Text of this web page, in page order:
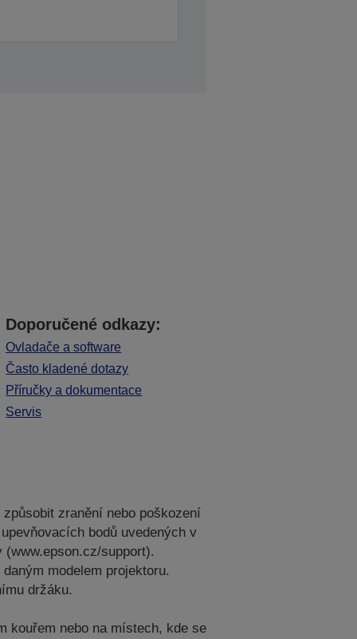
Doporučené odkazy:
Ovladače a software
Často kladené dotazy
Příručky a dokumentace
Servis
zranění nebo poškození
bodů uvedených v
support).
modelem projektoru.
držáku.
kouřem nebo na místech, kde se